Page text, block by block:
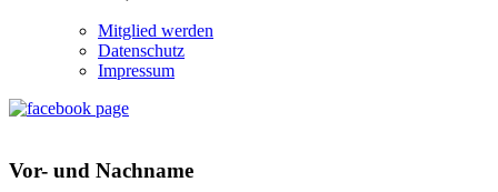
Mitglied werden
Datenschutz
Impressum
Vor- und Nachname